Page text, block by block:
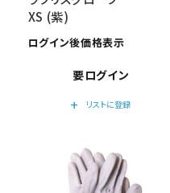
XS (紫)
ログイン後価格表示
要ログイン
add
リストに登録